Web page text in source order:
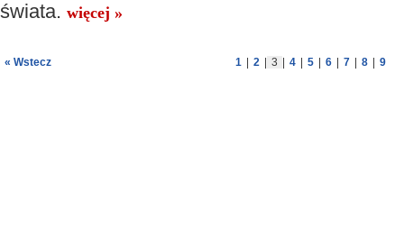
świata. więcej »
« Wstecz 1 2 3 4 5 6 7 8 9